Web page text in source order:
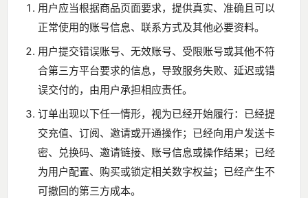
用户应当根据商品页面要求，提供真实、准确且可以
正常使用的账号信息、联系方式及其他必要资料。
用户提交错误账号、无效账号、受限账号或其他不符
合第三方平台要求的信息，导致服务失败、延迟或错
误交付的，由用户承担相应责任。
订单出现以下任一情形，视为已经开始履行：已经提
交充值、订阅、邀请或开通操作；已经向用户发送卡
密、兑换码、邀请链接、账号信息或操作结果；已经
为用户配置、购买或锁定相关数字权益；已经产生不
可撤回的第三方成本。